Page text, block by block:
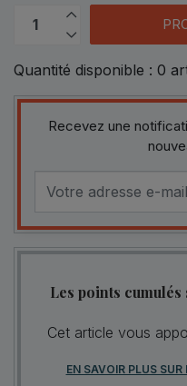
Quantité disponible : 0
Recevez une
Les points
Cet article vous
EN SAVOIR PLUS SUR